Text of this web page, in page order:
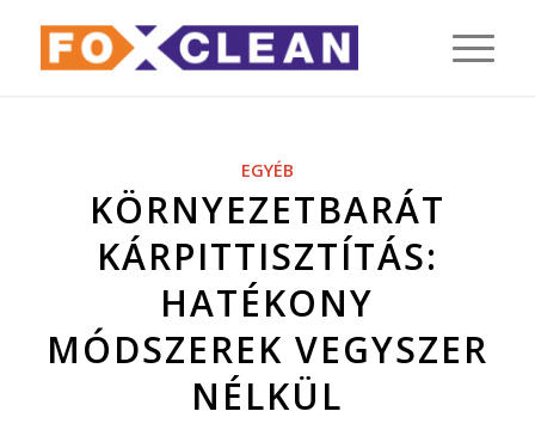
EGYÉB
KÖRNYEZETBARÁT
KÁRPITTISZTÍTÁS:
HATÉKONY
MÓDSZEREK VEGYSZER
NÉLKÜL